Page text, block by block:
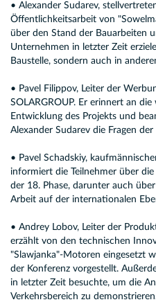
• Alexander Sudarev,
Öffentlichkeitsarbeit von
über den Stand der Bauarbeiten
Unternehmen in letzter Zeit
Baustelle, sondern auch in
• Pavel Filippov, Leiter der
SOLARGROUP. Er erinnert an
Entwicklung des Projekts und
Alexander Sudarev die Fragen
• Pavel Schadskiy,
informiert die Teilnehmer über
der 18. Phase, darunter auch
Arbeit auf der internationalen
• Andrey Lobov, Leiter der
erzählt von den technischen
"Slawjanka"-Motoren eingesetzt
der Konferenz vorgestellt.
in letzter Zeit besuchte, um die
Verkehrsbereich zu